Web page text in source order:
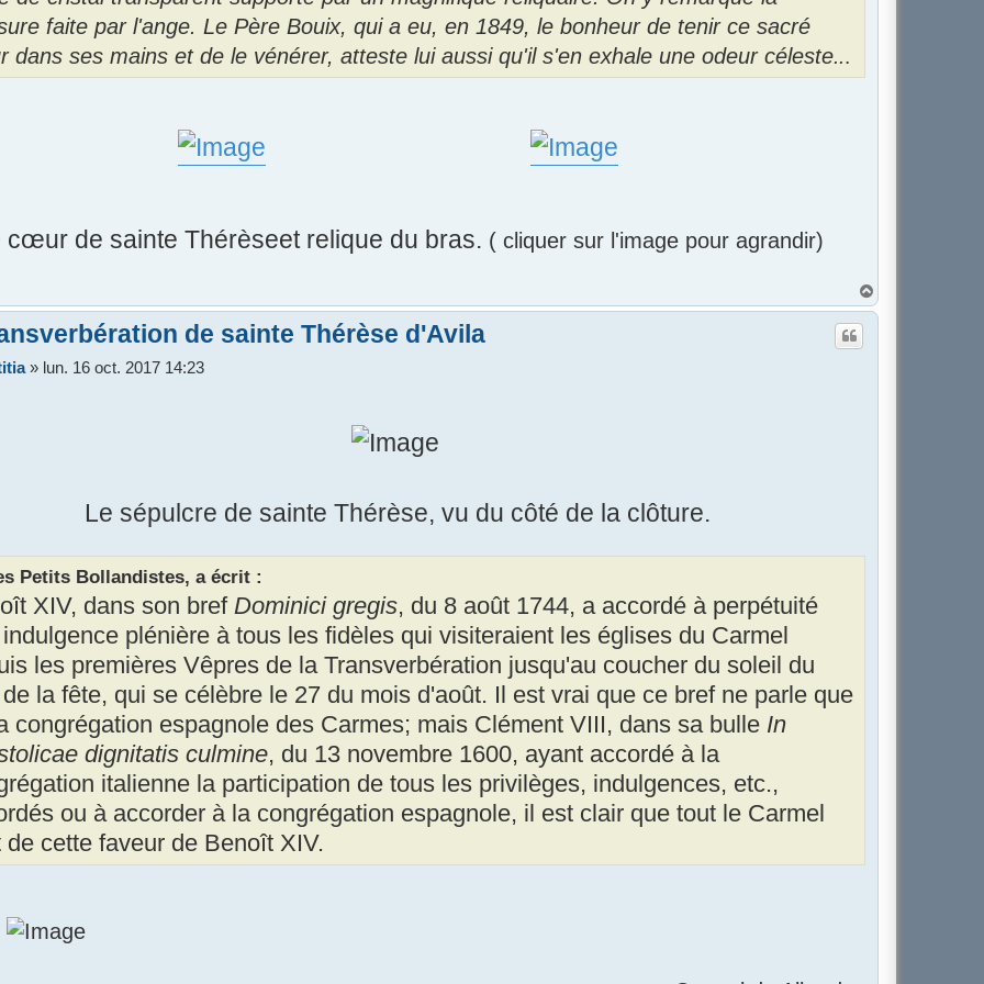
faite par l'ange. Le Père Bouix, qui a eu, en 1849, le bonheur de tenir ce sacré
dans ses mains et de le vénérer, atteste lui aussi qu'il s'en exhale une odeur céleste...
cœur de sainte Thérèseet relique du bras. ( cliquer sur l'image pour agrandir)
a
u
de sainte Thérèse d'Avila
» lun. 16 oct. 2017 14:23
Le sépulcre de sainte Thérèse, vu du côté de la clôture.
Petits Bollandistes, a écrit :
XIV, dans son brefDominici gregis, du 8 août 1744, a accordé à perpétuité
plénière à tous les fidèles qui visiteraient les églises du Carmel
les premières Vêpres de la Transverbération jusqu'au coucher du soleil du
la fête, qui se célèbre le 27 du mois d'août. Il est vrai que ce bref ne parle que
congrégation espagnole des Carmes; mais Clément VIII, dans sa bulle In
dignitatis culmine, du 13 novembre 1600, ayant accordé à la
italienne la participation de tous les privilèges, indulgences, etc.,
ou à accorder à la congrégation espagnole, il est clair que tout le Carmel
de cette faveur de Benoît XIV.